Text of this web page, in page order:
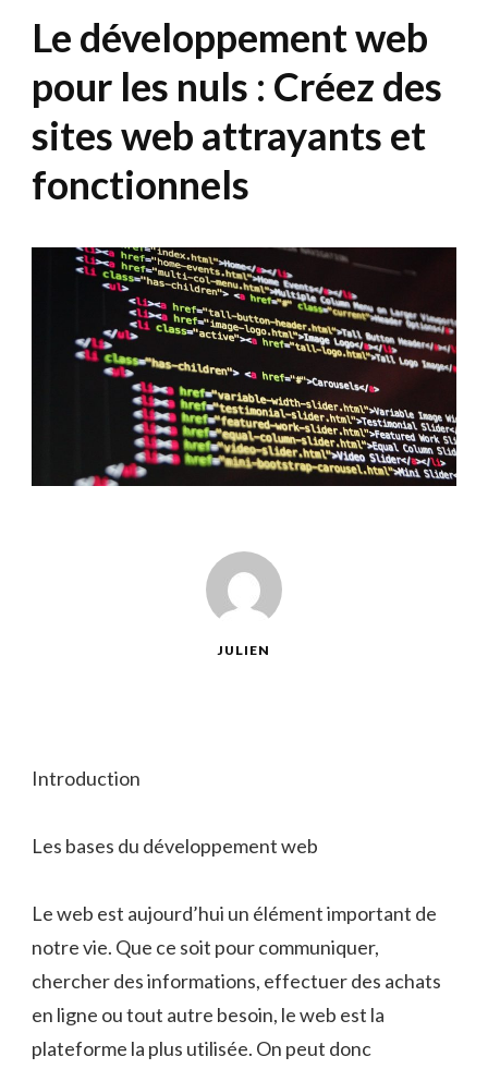
Le développement web
pour les nuls : Créez des
sites web attrayants et
fonctionnels
JULIEN
Introduction
Les bases du développement web
Le web est aujourd’hui un élément important de
notre vie. Que ce soit pour communiquer,
chercher des informations, effectuer des achats
en ligne ou tout autre besoin, le web est la
plateforme la plus utilisée. On peut donc